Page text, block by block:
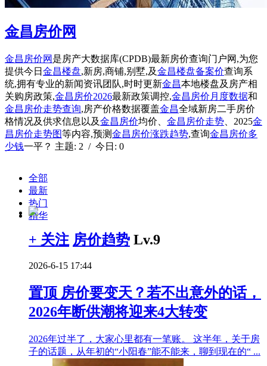
金昌房价网
金昌房价网 是房产大数据库(CPDB)最新房价查询门户网,为您
提供今日 金昌楼盘,新房,商铺,别墅,及金昌楼盘备案价查询系
统,拥有专业的新闻资讯团队,时时更新金昌本地楼盘及房产相
关购房政策,金昌房价2026最新政策调控,金昌房价月度数据和
金昌房价走势查询,房产价格数据覆盖金昌全域新房二手房价
格情况及供求信息以及金昌房价均价、 金昌房价走势 、2025金
昌房价走势图等内容,预测金昌房价涨跌趋势,查询金昌房价多
少钱一平？ 主题: 2 / 今日: 0
全部
最新
热门
精华
+ 关注 房价趋势 Lv.9
2026-6-15 17:44
置顶 房价要变天？若不出意外的话，
2026年断供潮将迎来4大转变
2026年过半了，大家心里都有一笔账。 这半年，关于房
子的话题，从年初的“小阳春”能不能来，聊到现在的“ ...